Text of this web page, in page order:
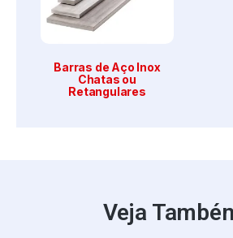
Barras de Aço Inox
Chatas ou
Retangulares
Veja